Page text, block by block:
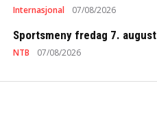
Internasjonal 07/08/2026
Sportsmeny fredag 7. august
NTB 07/08/2026